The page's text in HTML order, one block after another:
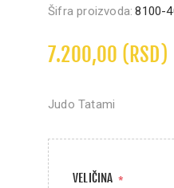
Šifra proizvoda: 8100-
7.200,00 (RSD)
Judo Tatami
VELIČINA *